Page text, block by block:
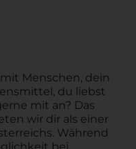
Menschen, dein
du liebst
mit an? Das
wir dir als einer
Während